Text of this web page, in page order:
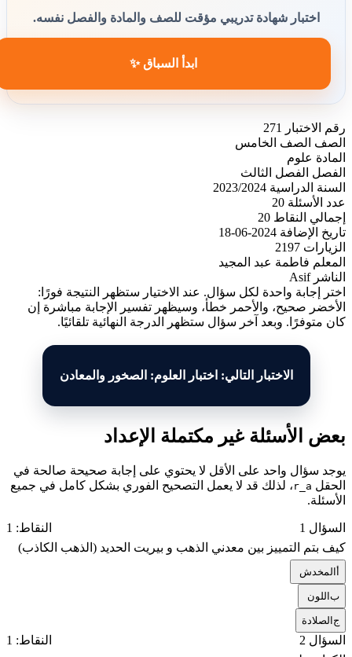
اختبار شهادة تدريبي مؤقت للصف والمادة والفصل نفسه.
ابدأ السباق ✨
رقم الاختبار
271
الصف
الصف الخامس
المادة
علوم
الفصل
الفصل الثالث
السنة الدراسية 2023/2024
عدد الأسئلة 20
إجمالي النقاط 20
تاريخ الإضافة 2024-06-18
الزيارات 2197
المعلم فاطمة عبد المجيد
الناشر Asif
اختر إجابة واحدة لكل سؤال. عند الاختيار ستظهر النتيجة فورًا:
الأخضر صحيح، والأحمر خطأ، وسيظهر تفسير الإجابة مباشرة إن
كان متوفرًا. وبعد آخر سؤال ستظهر الدرجة النهائية تلقائيًا.
الاختبار التالي: اختبار العلوم: الصخور والمعادن
بعض الأسئلة غير مكتملة الإعداد
يوجد سؤال واحد على الأقل لا يحتوي على إجابة صحيحة صالحة في
الحقل r_a، لذلك قد لا يعمل التصحيح الفوري بشكل كامل في جميع
الأسئلة.
السؤال 1
النقاط: 1
كيف بتم التمييز بين معدني الذهب و بيريت الحديد (الذهب الكاذب)
المخدش
باللون
جالصلادة
السؤال 2
النقاط: 1